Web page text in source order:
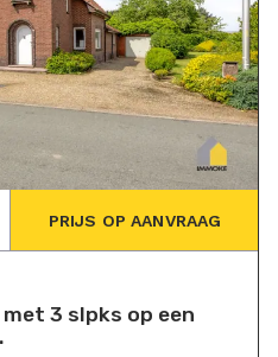
PRIJS OP AANVRAAG
3 slpks op een